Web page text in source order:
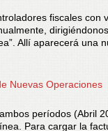
fiscales con
Allí aparecerá una
Nuevas Operaciones
períodos (Abril
Para cargar la